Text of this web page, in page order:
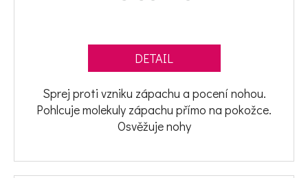
DETAIL
Sprej proti vzniku zápachu a pocení nohou.
Pohlcuje molekuly zápachu přímo na pokožce.
Osvěžuje nohy